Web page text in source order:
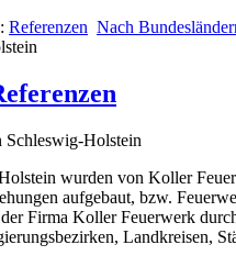
Referenzen Nach
Schleswig-Holstein
wurden von Koller
aufgebaut, bzw.
Firma Koller Feuerwerk
Landkreisen,